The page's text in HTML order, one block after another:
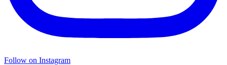
Follow on Instagram